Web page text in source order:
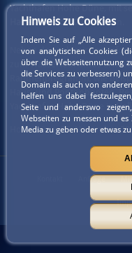
Yachthafen Hohe Düne, mit
Halle 4, Stand D09vertreten.
Neben den zahlreichen
zum Wassertourismus
Rahmenprogramm, wie
Haus- und Pontonbooten.
Yachthafen Hohe Düne in
Hohe Düne, 25. November
Anfrage
Hinweis zu Cookies
Indem Sie auf „Alle
von analytischen Cookies
über die Webseitennutzung
die Services zu verbessern)
Domain als auch von
helfen uns dabei
Seite und anderswo
Webseiten zu messen und
Media zu geben oder etwas